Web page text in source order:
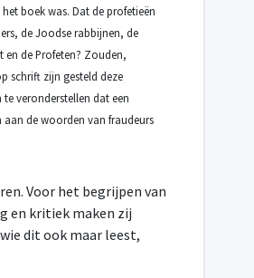
boek was. Dat de profetieën
de Joodse rabbijnen, de
en de Profeten? Zouden,
schrift zijn gesteld deze
veronderstellen dat een
aan de woorden van fraudeurs
Voor het begrijpen van
en kritiek maken zij
dit ook maar leest,